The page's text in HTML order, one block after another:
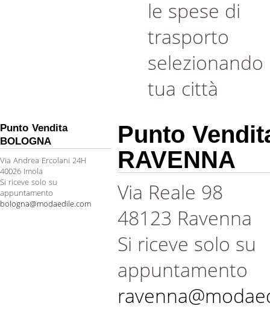
le spese di
trasporto
selezionando
tua città
Punto Vendita
BOLOGNA
Via Andrea Ercolani 24H
40026 Imola
Si riceve solo su
appuntamento
bologna@modaedile.com
Punto
RAVENNA
Via Reale 98
48123 Ravenna
Si riceve solo su
appuntamento